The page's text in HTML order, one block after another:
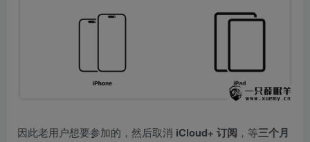
因此老用户想要参加的，然后取消 iCloud+ 订阅 ，等三个月